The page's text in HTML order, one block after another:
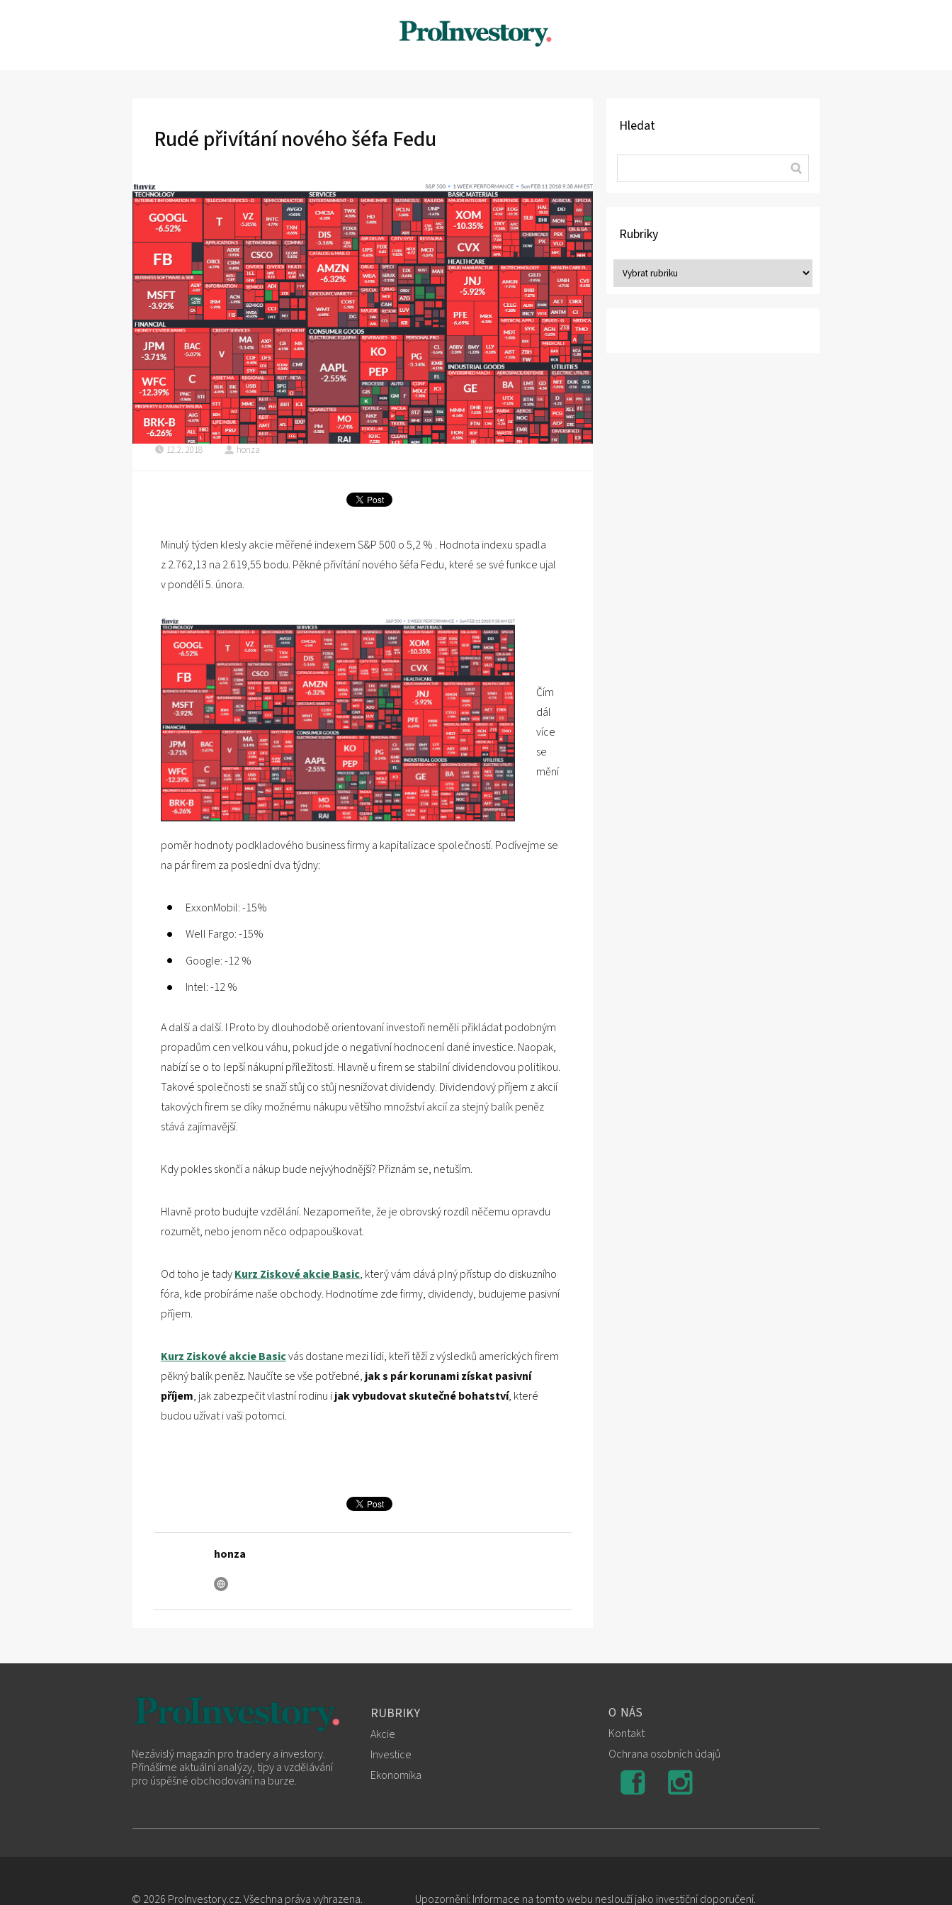
Rudé přivítání nového šéfa Fedu
12.2. 2018 honza
Minulý týden klesly akcie měřené indexem S&P 500 o 5,2 % . Hodnota indexu spadla
z 2.762,13 na 2.619,55 bodu. Pěkné přivítání nového šéfa Fedu, které se své funkce ujal
v pondělí 5. února.
Čím
dál
více
se
mění
poměr hodnoty podkladového business firmy a kapitalizace společností. Podívejme se
na pár firem za poslední dva týdny:
ExxonMobil: -15%
Well Fargo: -15%
Google: -12 %
Intel: -12 %
A další a další. I Proto by dlouhodobě orientovaní investoři neměli přikládat podobným
propadům cen velkou váhu, pokud jde o negativní hodnocení dané investice. Naopak,
nabízí se o to lepší nákupní příležitosti. Hlavně u firem se stabilní dividendovou politikou.
Takové společnosti se snaží stůj co stůj nesnižovat dividendy. Dividendový příjem z akcií
takových firem se díky možnému nákupu většího množství akcií za stejný balík peněz
stává zajímavější.
Kdy pokles skončí a nákup bude nejvýhodnější? Přiznám se, netuším.
Hlavně proto budujte vzdělání. Nezapomeňte, že je obrovský rozdíl něčemu opravdu
rozumět, nebo jenom něco odpapouškovat.
Od toho je tadyKurz Ziskové akcie Basic, který vám dává plný přístup do diskuzního
fóra, kde probíráme naše obchody. Hodnotíme zde firmy, dividendy, budujeme pasivní
příjem.
Kurz Ziskové akcie Basicvás dostane mezi lidi, kteří těží z výsledků amerických firem
pěkný balík peněz. Naučíte se vše potřebné, jak s pár korunami získat pasivní
příjem, jak zabezpečit vlastní rodinu ijak vybudovat skutečné bohatství, které
budou užívat i vaši potomci.
honza
Hledat
Rubriky
Nezávislý magazín pro tradery a investory.
Přinášíme aktuální analýzy, tipy a vzdělávání
pro úspěšné obchodování na burze.
RUBRIKY
Akcie
Investice
Ekonomika
O NÁS
Kontakt
Ochrana osobních údajů
© 2026 ProInvestory.cz. Všechna práva vyhrazena. Upozornění: Informace na tomto webu neslouží jako investiční doporučení.